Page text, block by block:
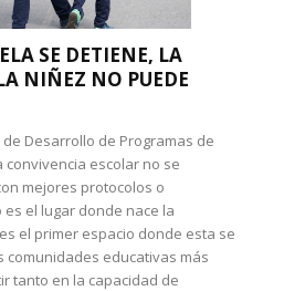
SE DETIENE, LA
NIÑEZ NO PUEDE
Desarrollo de Programas de
convivencia escolar no se
mejores protocolos o
el lugar donde nace la
el primer espacio donde esta se
comunidades educativas más
tanto en la capacidad de